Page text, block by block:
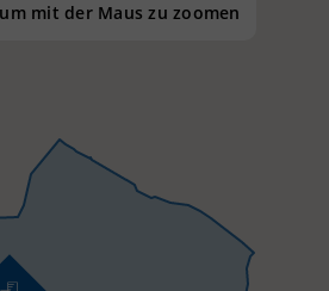
mit der Maus zu zoomen